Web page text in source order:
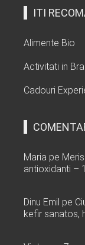
ITI
Alimente Bio
Activitati in
Cadouri
Maria pe
antioxidanti –
Dinu Emil pe
kefir sanatos,